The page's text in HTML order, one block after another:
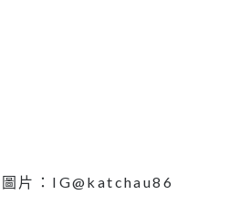
片：IG@katchau86